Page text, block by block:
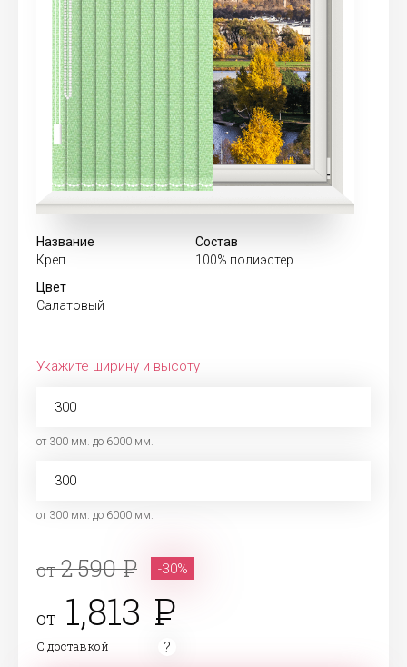
Название
Креп
Состав
100% полиэстер
Цвет
Салатовый
Укажите ширину и высоту
от 300 мм. до 6000 мм.
от 300 мм. до 6000 мм.
от2 590 -30%
от 1,813
С доставкой